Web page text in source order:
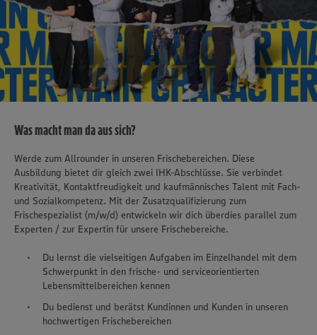
Was macht man da aus sich?
Werde zum Allrounder in unseren Frischebereichen. Diese
Ausbildung bietet dir gleich zwei IHK-Abschlüsse. Sie verbindet
Kreativität, Kontaktfreudigkeit und kaufmännisches Talent mit Fach-
und Sozialkompetenz. Mit der Zusatzqualifizierung zum
Frischespezialist (m/w/d) entwickeln wir dich überdies parallel zum
Experten / zur Expertin für unsere Frischebereiche.
Du lernst die vielseitigen Aufgaben im Einzelhandel mit dem
Schwerpunkt in den frische- und serviceorientierten
Lebensmittelbereichen kennen
Du bedienst und berätst Kundinnen und Kunden in unseren
hochwertigen Frischebereichen